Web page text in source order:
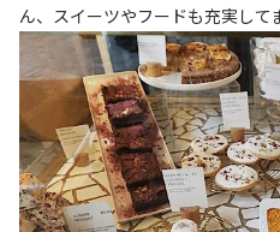
ん、スイーツやフードも充実して